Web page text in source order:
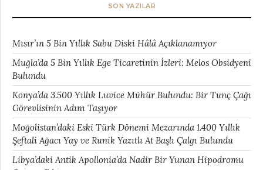
SON YAZILAR
Mısır’ın 5 Bin Yıllık Sabu Diski Hâlâ Açıklanamıyor
Muğla’da 5 Bin Yıllık Ege Ticaretinin İzleri: Melos Obsidyeni
Bulundu
Konya’da 3.500 Yıllık Luvice Mühür Bulundu: Bir Tunç Çağı
Görevlisinin Adını Taşıyor
Moğolistan’daki Eski Türk Dönemi Mezarında 1.400 Yıllık
Şeftali Ağacı Yay ve Runik Yazıtlı At Başlı Çalgı Bulundu
Libya’daki Antik Apollonia’da Nadir Bir Yunan Hipodromu